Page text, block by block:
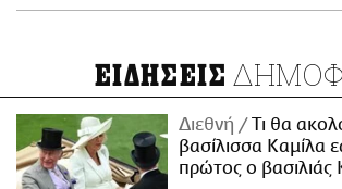
ΕΙΔΗΣΕΙΣ
Διεθνή
Τι θα
βασίλισσα Καμίλα
πρώτος ο βασιλιάς